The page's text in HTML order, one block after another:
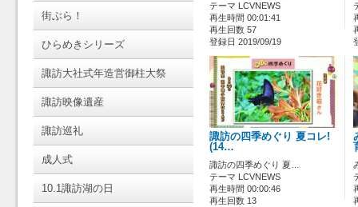
街ぶら！
ひらめきシリーズ
諏訪大社式年造営御柱大祭
諏訪映像遺産
諏訪巡礼
成人式
10.1諏訪湖の日
テーマ LCVNEWS
再生時間 00:01:41
再生回数 57
登録日 2019/09/19
諏訪の四季めぐり 夏コレ!
(14…
諏訪の四季めぐり 夏…
テーマ LCVNEWS
再生時間 00:00:46
再生回数 13